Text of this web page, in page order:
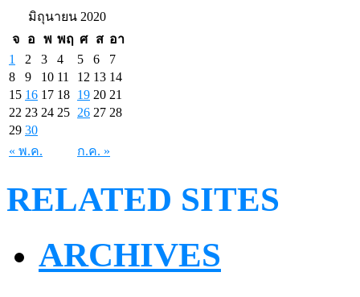
มิถุนายน 2020
จ
อ พ พฤ ศ ส อา
« พ.ค. ก.ค. »
1 2 3 4 5 6
7
8
9 10 11 12 13 14
15 16 17 18 19 20 21
22 23 24 25 26 27 28
29 30
RELATED SITES
ARCHIVES